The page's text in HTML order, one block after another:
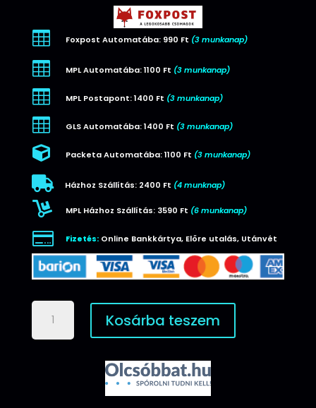
 Foxpost Automatába: 990 Ft (3 munkanap)
 MPL Automatába: 1100 Ft (3 munkanap)
 MPL Postapont: 1400 Ft (3 munkanap)
 GLS Automatába: 1400 Ft (3 munkanap)
 Packeta Automatába: 1100 Ft (3 munkanap)
 Házhoz Szállítás: 2400 Ft (4 munknap)
 MPL Házhoz Szállítás: 3590 Ft (6 munkanap)
 Fizetés:Online Bankkártya, Előre utalás, Utánvét
Spigen
Liquid
Air
Kosárba teszem